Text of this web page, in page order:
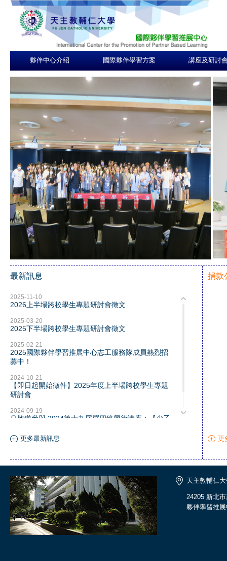
夥伴中心介紹 國際夥伴學習方案 講座及研討
最新訊息
2025-11-10
2026上半場跨校學生專題研討會徵文
2025-03-20
2025下半場跨校學生專題研討會徵文
2025-02-21
2025國際夥伴學習推展中心志工服務隊成員熱烈招
募中！
2024-10-21
【即日起開始徵件】2025年度上半場跨校學生專題
研討會
2024-09-19
🎈敬邀參與 2024第十九屆羅四維學術講座：【少子
更多最新訊息
捐款
更
天主教輔仁
24205 新北
夥伴學習推